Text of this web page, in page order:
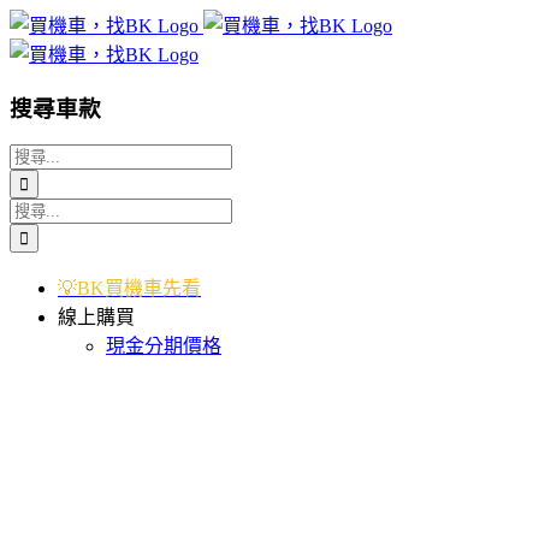
Skip
to
content
搜尋車款
搜
索
結
果：
搜
索
💡BK買機車先看
線上購買
現金分期價格